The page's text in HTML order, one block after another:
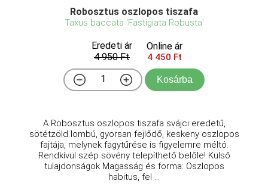
Robosztus oszlopos tiszafa
Taxus baccata 'Fastigiata Robusta'
Eredeti ár
4 950 Ft
Online ár
4 450 Ft
Kosárba
A Robosztus oszlopos tiszafa svájci eredetű,
sötétzöld lombú, gyorsan fejlődő, keskeny oszlopos
fajtája, melynek fagytűrése is figyelemre méltó.
Rendkívül szép sövény telepíthető belőle! Külső
tulajdonságok Magasság és forma: Oszlopos
habitus, fel ...